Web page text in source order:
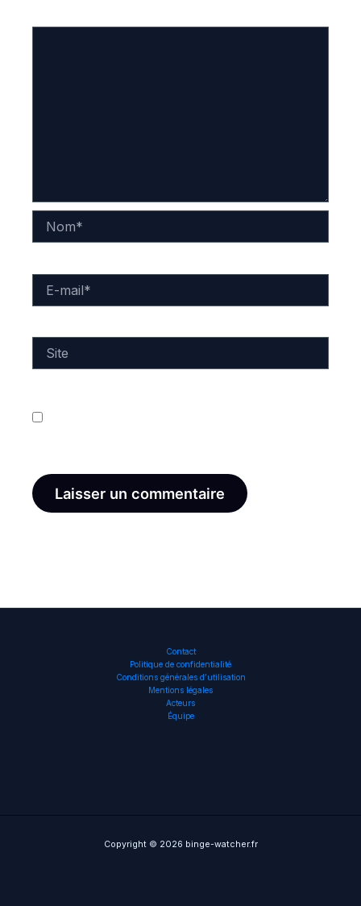
mail*
Contact
Politique de confidentialité
Conditions générales d’utilisation
Mentions légales
Acteurs
Équipe
Copyright © 2026 binge-watcher.fr